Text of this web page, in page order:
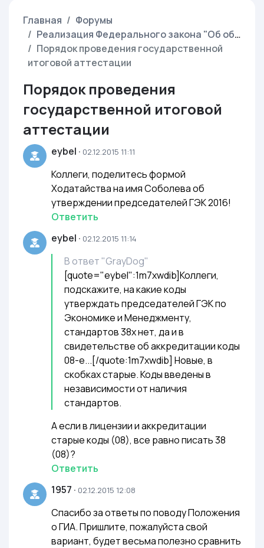
Главная
Форумы
Реализация Федерального закона "Об образовании в Российской Федерации" от 29.12.2012 г. N 273-ФЗ
Порядок проведения государственной
итоговой аттестации
Порядок проведения
государственной итоговой
аттестации
eybel · 02.12.2015 11:11
Коллеги, поделитесь формой
Ходатайства на имя Соболева об
утверждении председателей ГЭК 2016!
Ответить
eybel · 02.12.2015 11:14
В ответ"GrayDog"
[quote="eybel":1m7xwdib]Коллеги,
подскажите, на какие коды
утверждать председателей ГЭК по
Экономике и Менеджменту,
стандартов 38х нет, да и в
свидетельстве об аккредитации коды
08-е...[/quote:1m7xwdib] Новые, в
скобках старые. Коды введены в
независимости от наличия
стандартов.
А если в лицензии и аккредитации
старые коды (08), все равно писать 38
(08)?
Ответить
1957 · 02.12.2015 12:08
Спасибо за ответы по поводу Положения
о ГИА. Пришлите, пожалуйста свой
вариант, будет весьма полезно сравнить